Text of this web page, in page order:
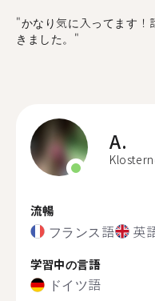
"かなり気に入ってます！
きました。"
A.
流暢
フランス語 英
学習中の言語
ドイツ語